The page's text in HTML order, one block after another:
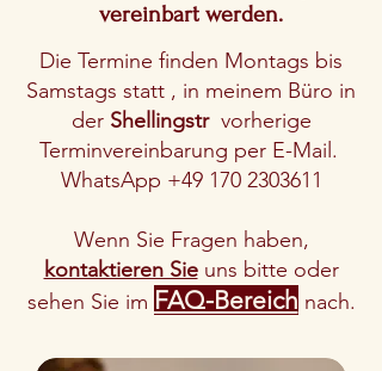
vereinbart werden.
Die Termine finden Montags bis
Samstags statt , in meinem Büro in
der Shellingstrvorherige
Terminvereinbarung per E-Mail.
WhatsApp +49 170 2303611
Wenn Sie Fragen haben,
kontaktieren Sieuns bitte oder
sehen Sie im FAQ-Bereich nach.